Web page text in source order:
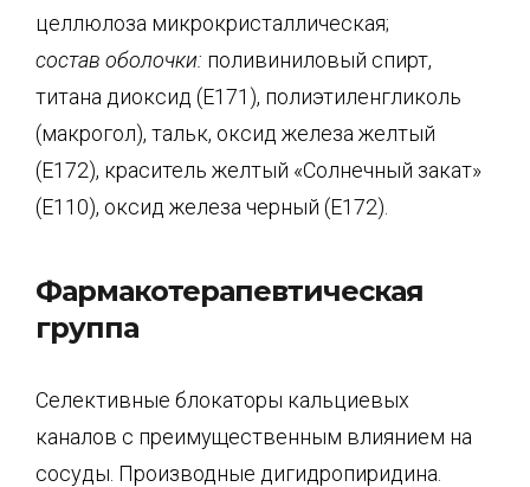
целлюлоза микрокристаллическая;
состав оболочки: поливиниловый спирт,
титана диоксид (Е171), полиэтиленгликоль
(макрогол), тальк, оксид железа желтый
(Е172), краситель желтый «Солнечный закат»
(Е110), оксид железа черный (Е172).
Фармакотерапевтическая
группа
Селективные блокаторы кальциевых
каналов с преимущественным влиянием на
сосуды. Производные дигидропиридина.